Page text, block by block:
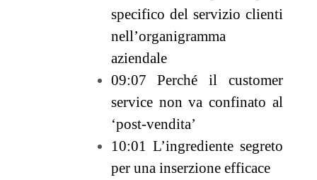
specifico del servizio clienti
nell’organigramma
aziendale
09:07 Perché il customer
service non va confinato al
‘post-vendita’
10:01 L’ingrediente segreto
per una inserzione efficace